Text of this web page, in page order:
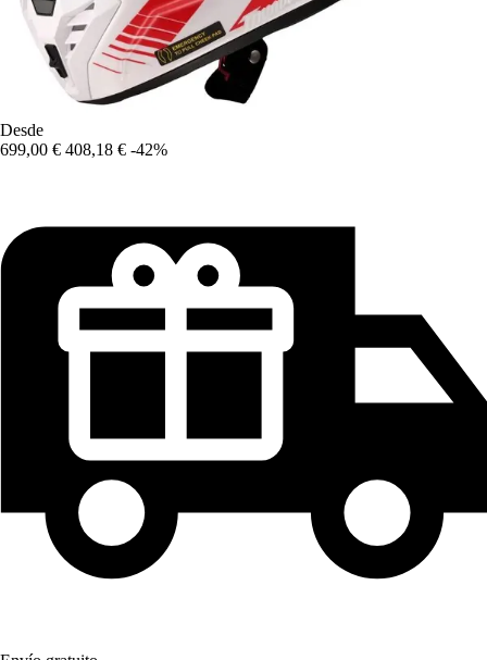
Desde
699,00 € 408,18 € -42%